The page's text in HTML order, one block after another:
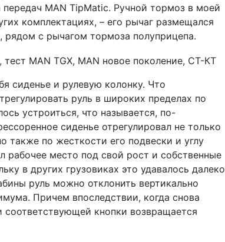
передач MAN TipMatic. Ручной тормоз в моей
комплектациях, – его рычаг размещался
рядом с рычагом тормоза полуприцепа.
сиденье и рулевую колонку. Что
руль в широких пределах по
устроиться, что называется, по-
сиденье отрегулировал не только
также по жесткости его подвески и углу
место под свой рост и собственные
в других грузовиках это удавалось далеко
руль можно отклонить вертикально
Причем впоследствии, когда снова
кнопки возвращается